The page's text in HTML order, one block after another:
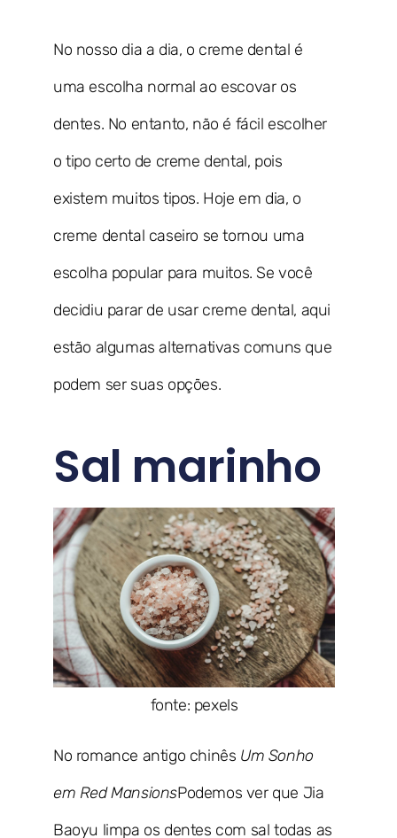
No nosso dia a dia, o creme dental é
uma escolha normal ao escovar os
dentes. No entanto, não é fácil escolher
o tipo certo de creme dental, pois
existem muitos tipos. Hoje em dia, o
creme dental caseiro se tornou uma
escolha popular para muitos. Se você
decidiu parar de usar creme dental, aqui
estão algumas alternativas comuns que
podem ser suas opções.
Sal marinho
fonte: pexels
No romance antigo chinês Um Sonho
em Red MansionsPodemos ver que Jia
Baoyu limpa os dentes com sal todas as